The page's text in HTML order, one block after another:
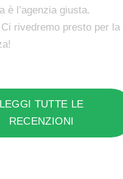
è l’agenzia giusta.
rivedremo presto per la
LEGGI TUTTE LE
RECENZIONI